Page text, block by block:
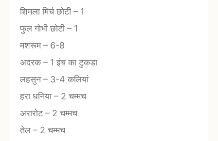
शिमला मिर्च छोटी– 1
फुल गोभी छोटी– 1
मशरूम– 6-8
अदरक– 1 इंच का टुकडा
लहसुन– 3-4 कलियां
हरा धनिया– 2 चम्मच
अरारोट– 2 चम्मच
तेल – 2 चम्मच